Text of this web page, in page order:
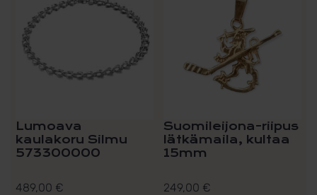
Lumoava
kaulakoru Silmu
573300000
489,00 €
Suomileijona-riipus
lätkämaila, kultaa
15mm
249,00 €